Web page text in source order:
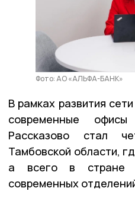
Фото: АО «АЛЬФА-БАНК»
В рамках развития
современные
Рассказово стал
Тамбовской области,
а всего в стране
современных